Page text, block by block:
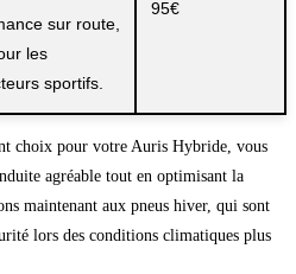
sur route,
les
sportifs.
95€
choix pour votre Auris Hybride, vous
agréable tout en optimisant la
maintenant aux pneus hiver, qui sont
lors des conditions climatiques plus